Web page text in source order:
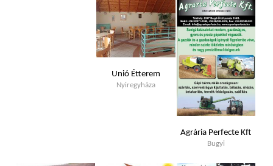
Unió Étterem
Nyiregyháza
Agrária Perfecte Kft
Bugyi